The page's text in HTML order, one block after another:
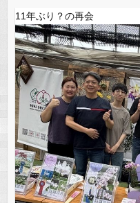
o
k
n
11年ぶり？の再会